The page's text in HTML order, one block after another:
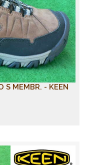
S MEMBR. - KEEN